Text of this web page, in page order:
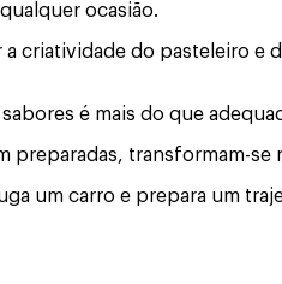
ocasião.
criatividade do pasteleiro e
é mais do que
preparadas, transformam-
um carro e prepara um